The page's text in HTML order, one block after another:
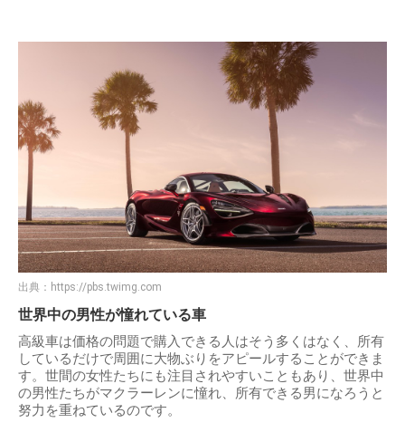
出典： https://pbs.twimg.com
世界中の男性が憧れている車
高級車は価格の問題で購入できる人はそう多くはなく、所有
しているだけで周囲に大物ぶりをアピールすることができま
す。世間の女性たちにも注目されやすいこともあり、世界中
の男性たちがマクラーレンに憧れ、所有できる男になろうと
努力を重ねているのです。